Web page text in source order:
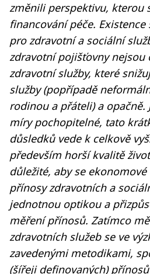
změnili perspektivu, kterou
financování péče.
pro zdravotní a sociální
zdravotní pojišťovny nejsou
zdravotní služby, které
služby (popřípadě
rodinou a přáteli) a opačně.
míry pochopitelné, tato
důsledků vede k celkově
především horší kvalitě
důležité, aby se
přínosy zdravotních a
jednotnou optikou a
měření přínosů. Zatímco
zdravotních služeb se ve
zavedenými metodikami,
(šířeji definovaných)